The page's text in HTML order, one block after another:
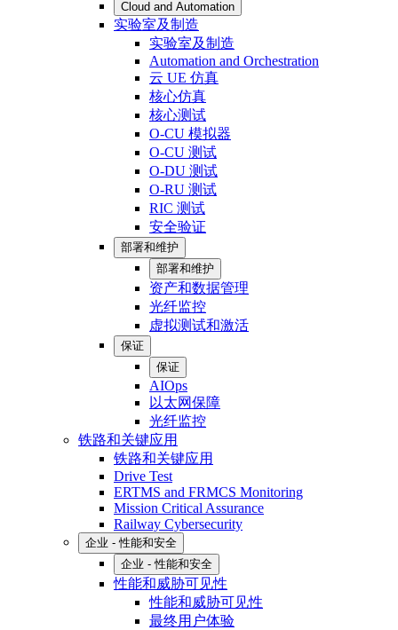
Cloud and Automation
实验室及制造
实验室及制造
Automation and Orchestration
云 UE 仿真
核心仿真
核心测试
O-CU 模拟器
O-CU 测试
O-DU 测试
O-RU 测试
RIC 测试
安全验证
部署和维护
部署和维护
资产和数据管理
光纤监控
虚拟测试和激活
保证
保证
AIOps
以太网保障
光纤监控
铁路和关键应用
铁路和关键应用
Drive Test
ERTMS and FRMCS Monitoring
Mission Critical Assurance
Railway Cybersecurity
企业 - 性能和安全
企业 - 性能和安全
性能和威胁可见性
性能和威胁可见性
最终用户体验